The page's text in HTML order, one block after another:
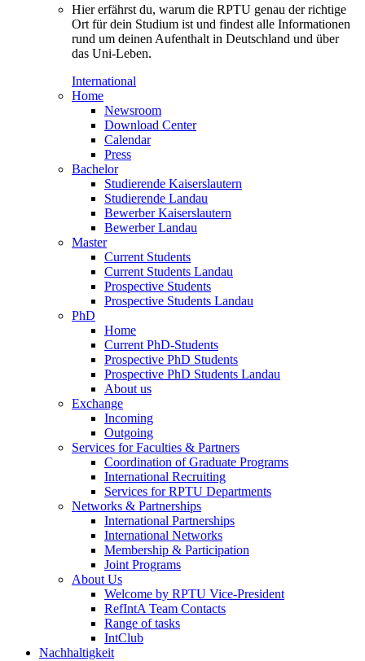
Hier erfährst du, warum die RPTU genau der richtige
Ort für dein Studium ist und findest alle Informationen
rund um deinen Aufenthalt in Deutschland und über
das Uni-Leben.
International
Home
Newsroom
Download Center
Calendar
Press
Bachelor
Studierende Kaiserslautern
Studierende Landau
Bewerber Kaiserslautern
Bewerber Landau
Master
Current Students
Current Students Landau
Prospective Students
Prospective Students Landau
PhD
Home
Current PhD-Students
Prospective PhD Students
Prospective PhD Students Landau
About us
Exchange
Incoming
Outgoing
Services for Faculties & Partners
Coordination of Graduate Programs
International Recruiting
Services for RPTU Departments
Networks & Partnerships
International Partnerships
International Networks
Membership & Participation
Joint Programs
About Us
Welcome by RPTU Vice-President
RefIntA Team Contacts
Range of tasks
IntClub
Nachhaltigkeit